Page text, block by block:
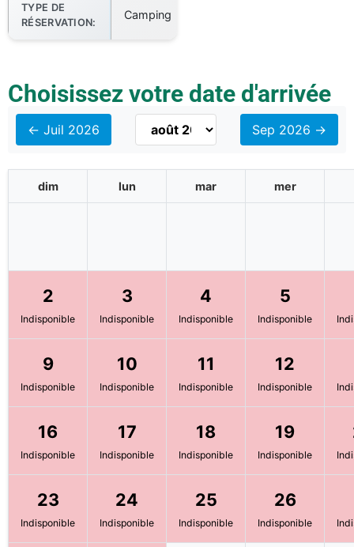
TYPE DE
RÉSERVATION:
Camping
Choisissez votre date d'arrivée
← Juil 2026 Sep 2026 →
dim lun mar mer
2
Indisponible
3
Indisponible
4
Indisponible
5
Indisponible
9
Indisponible
10
Indisponible
11
Indisponible
12
Indisponible
16
Indisponible
17
Indisponible
18
Indisponible
19
Indisponible
23
Indisponible
24
Indisponible
25
Indisponible
26
Indisponible